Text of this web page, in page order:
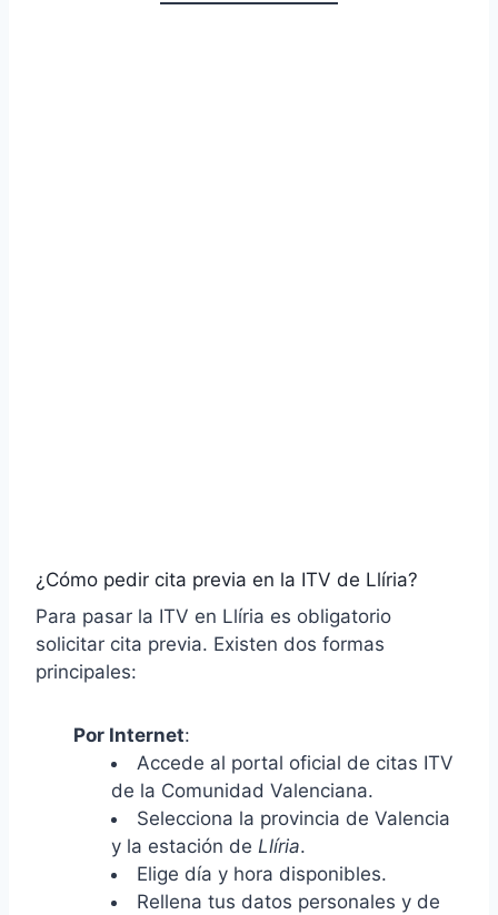
¿Cómo pedir cita previa en la ITV de Llíria?
Para pasar la ITV en Llíria es obligatorio
solicitar cita previa. Existen dos formas
principales:
Por Internet:
Accede al portal oficial de citas ITV
de la Comunidad Valenciana.
Selecciona la provincia de Valencia
y la estación de Llíria.
Elige día y hora disponibles.
Rellena tus datos personales y de